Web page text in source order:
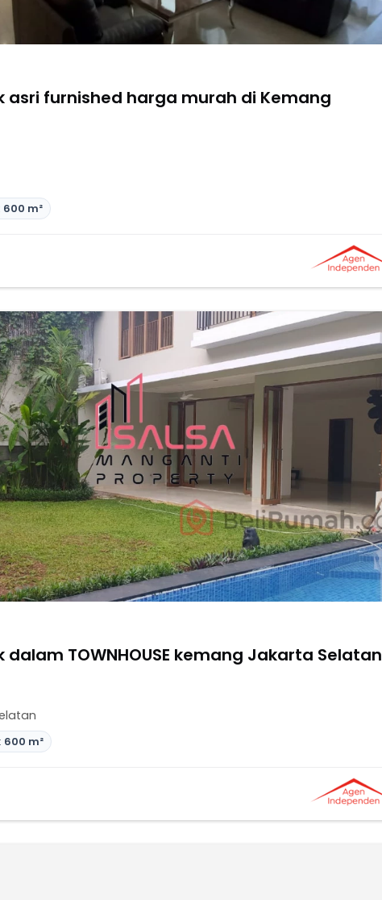
furnished harga murah di Kemang
600 m²
TOWNHOUSE kemang Jakarta Selatan
600 m²